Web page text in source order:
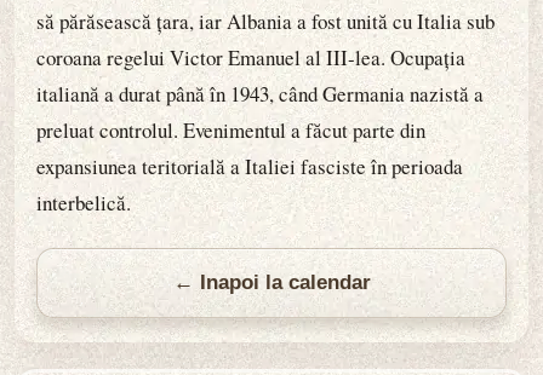
să părăsească țara, iar Albania a fost unită cu Italia sub
coroana regelui Victor Emanuel al III-lea. Ocupația
italiană a durat până în 1943, când Germania nazistă a
preluat controlul. Evenimentul a făcut parte din
expansiunea teritorială a Italiei fasciste în perioada
interbelică.
← Inapoi la calendar